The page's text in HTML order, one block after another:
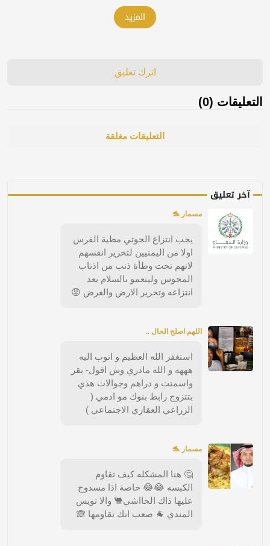
المزيد
اترك تعليق
التعليقات (0)
التعليقات مغلقة
آخر تعليق
مسمار 🐬
يجب انتزاع الحوثي مطية الفرس
اولا من اليمنيين لتحرير انفسهم
لانهم تحت وطأة ذنب من اذناب
المجوس ولينعمو بالسلام بعد
انتزاعه وتحرير الارض والعرض 😡
اللهم اصلح الحال ..
استغفر الله العظيم و اتوب اليه
هههه و الله مادري وش اقول- بقر
واسمنت و دراهم وجوالات هذي
بتتزوج رابط بنوك مو ادمي (
الزراعي العقاري الاجتماعي )
مسمار 🐬
🤔 هنا المشكله كيف تقاوم
الكبسه 😂😂 خاصة اذا مسدوح
عليها ذاك الحااشي🐫 والا تويس
المندي 🐐 صعب انك تقاومها 🙈